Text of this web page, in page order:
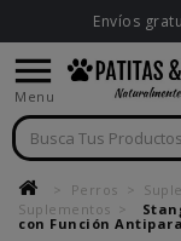
Envíos

Menu
Perros
Suplementos
con Función